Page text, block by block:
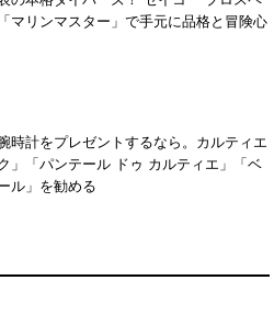
マリンマスター」で手元に品格と冒険心
時計をプレゼントするなら。カルティエ
ク」「パンテール ドゥ カルティエ」「ベ
ル」を勧める